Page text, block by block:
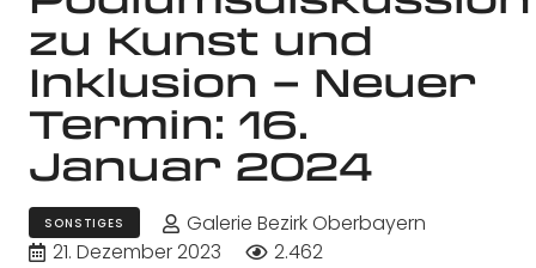
zu Kunst und
Inklusion – Neuer
Termin: 16.
Januar 2024
SONSTIGES
Galerie Bezirk Oberbayern
21. Dezember 2023
2.462